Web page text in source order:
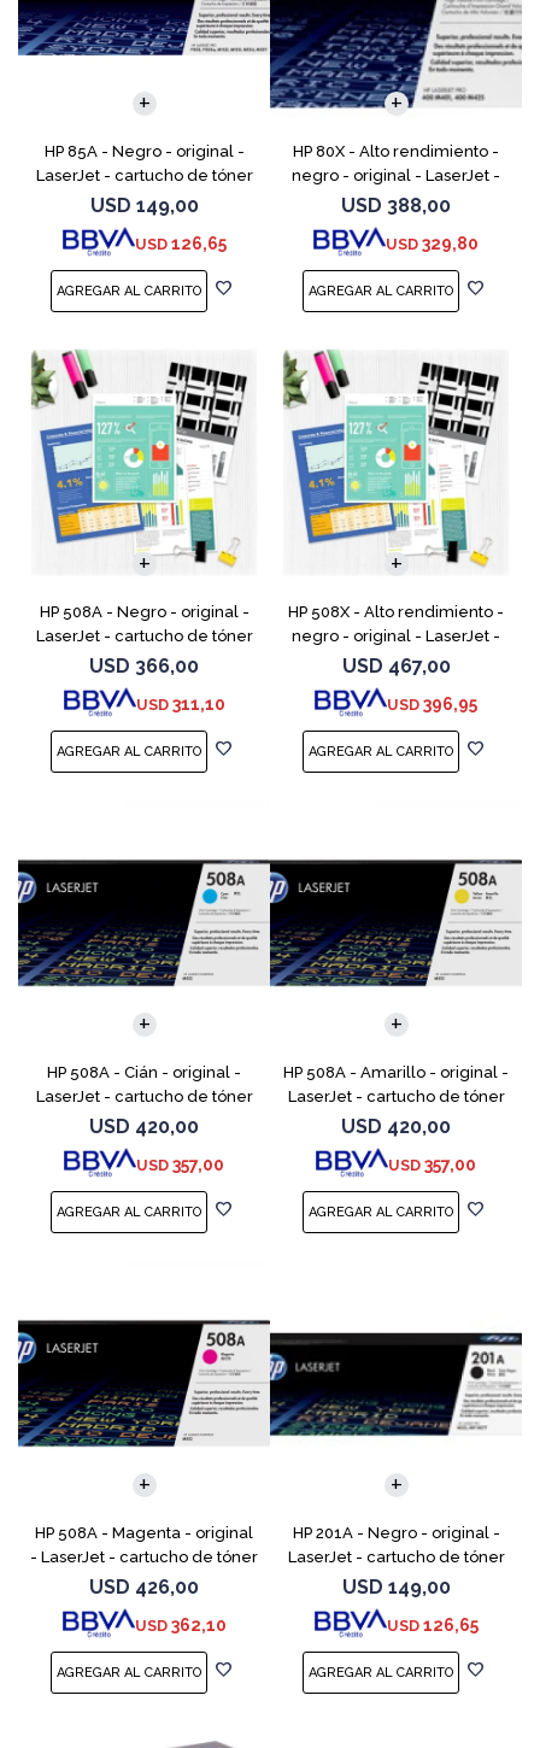
HP 85A - Negro - original -
LaserJet - cartucho de tóner
(CE285A) - para LaserJet Pro
M1132 MFP, M1212nf MFP,
M1217nfw MFP, P110
USD 149,00
USD 126,65
HP 80X - Alto rendimiento -
negro - original - LaserJet -
cartucho de tóner (CF280X) -
para LaserJet Pro 400 M401,
MFP M425
USD 388,00
USD 329,80
HP 508A - Negro - original -
LaserJet - cartucho de tóner
(CF360A) - para Color
LaserJet Enterprise MFP M577;
LaserJet Enterpris
USD 366,00
USD 311,10
HP 508X - Alto rendimiento -
negro - original - LaserJet -
cartucho de tóner (CF360X) -
para Color LaserJet
Enterprise MFP M577;
USD 467,00
USD 396,95
HP 508A - Cián - original -
LaserJet - cartucho de tóner
(CF361A) - para Color
LaserJet Enterprise MFP M577;
LaserJet Enterprise
USD 420,00
USD 357,00
HP 508A - Amarillo - original -
LaserJet - cartucho de tóner
(CF362A) - para Color
LaserJet Enterprise MFP M577;
LaserJet Enterp
USD 420,00
USD 357,00
HP 508A - Magenta - original
- LaserJet - cartucho de tóner
(CF363A) - para Color
LaserJet Enterprise MFP M577;
LaserJet Enterpr
USD 426,00
USD 362,10
HP 201A - Negro - original -
LaserJet - cartucho de tóner
(CF400A) - para Color
LaserJet Pro M252dn,
M252dw, M252n, MFP M277c6,
USD 149,00
USD 126,65